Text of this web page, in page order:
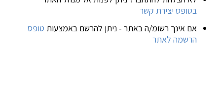
בטופס יצירת קשר
אם אינך רשומ/ה באתר - ניתן להרשם באמצעות טופס
הרשמה לאתר